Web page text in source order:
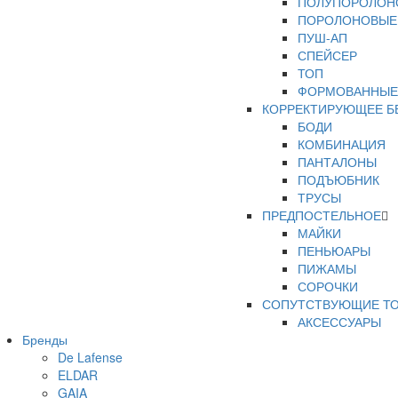
ПОРОЛОНОВЫЕ
ПУШ-АП
СПЕЙСЕР
ТОП
ФОРМОВАННЫЕ
КОРРЕКТИРУЮЩЕЕ
БОДИ
КОМБИНАЦИЯ
ПАНТАЛОНЫ
ПОДЪЮБНИК
ТРУСЫ
ПРЕДПОСТЕЛЬНОЕ
МАЙКИ
ПЕНЬЮАРЫ
ПИЖАМЫ
СОРОЧКИ
СОПУТСТВУЮЩИЕ
АКСЕССУАРЫ
Бренды
De Lafense
ELDAR
GAIA